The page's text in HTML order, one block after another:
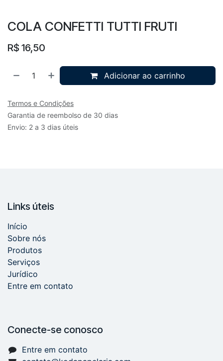
COLA CONFETTI TUTTI FRUTI
R$ 16,50
Adicionar ao carrinho
Termos e Condições
Garantia de reembolso de 30 dias
Envio: 2 a 3 dias úteis
Links úteis
Início
Sobre nós
Produtos
Serviços
Jurídico
Entre em contato
Conecte-se conosco
Entre em contato